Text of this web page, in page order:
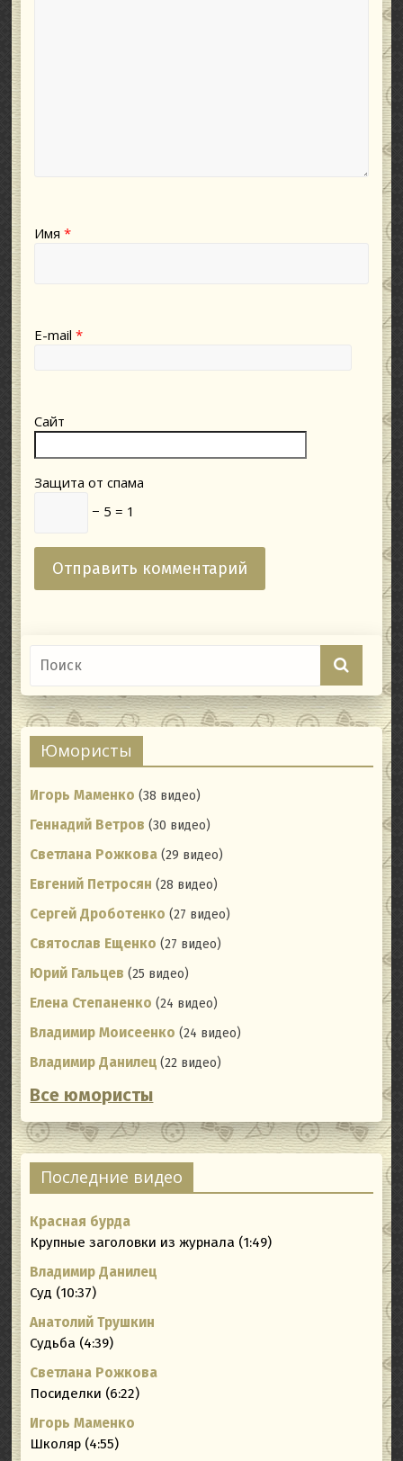
Имя*
E-mail*
Сайт
Защита от спама
− 5 = 1
Юмористы
Игорь Маменко (38 видео)
Геннадий Ветров (30 видео)
Светлана Рожкова (29 видео)
Евгений Петросян (28 видео)
Сергей Дроботенко (27 видео)
Святослав Ещенко (27 видео)
Юрий Гальцев (25 видео)
Елена Степаненко (24 видео)
Владимир Моисеенко (24 видео)
Владимир Данилец (22 видео)
Все юмористы
Последние видео
Красная бурда
Крупные заголовки из журнала (1:49)
Владимир Данилец
Суд (10:37)
Анатолий Трушкин
Судьба (4:39)
Светлана Рожкова
Посиделки (6:22)
Игорь Маменко
Школяр (4:55)